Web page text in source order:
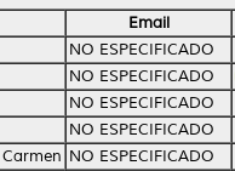
Email
NO ESPECIFICADO
NO ESPECIFICADO
NO ESPECIFICADO
NO ESPECIFICADO
NO ESPECIFICADO